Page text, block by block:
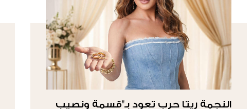
النجمة ريتا حرب تعود بـ"قسمة ونصيب